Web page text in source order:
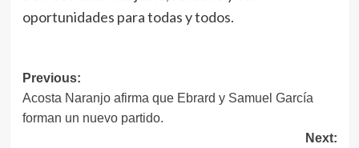
oportunidades para todas y todos.
Navegación
de
entradas
Previous:
Acosta Naranjo afirma que Ebrard y Samuel García
forman un nuevo partido.
Next: